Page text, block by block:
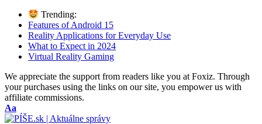
Trending:
Features of Android 15
Reality Applications for Everyday Use
What to Expect in 2024
Virtual Reality Gaming
We appreciate the support from readers like you at Foxiz. Through
your purchases using the links on our site, you empower us with
affiliate commissions.
Font
Resizer
Aa